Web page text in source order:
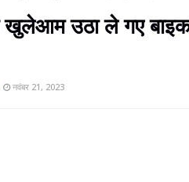
उठा ले गए बाइक
नवंबर 21, 2023